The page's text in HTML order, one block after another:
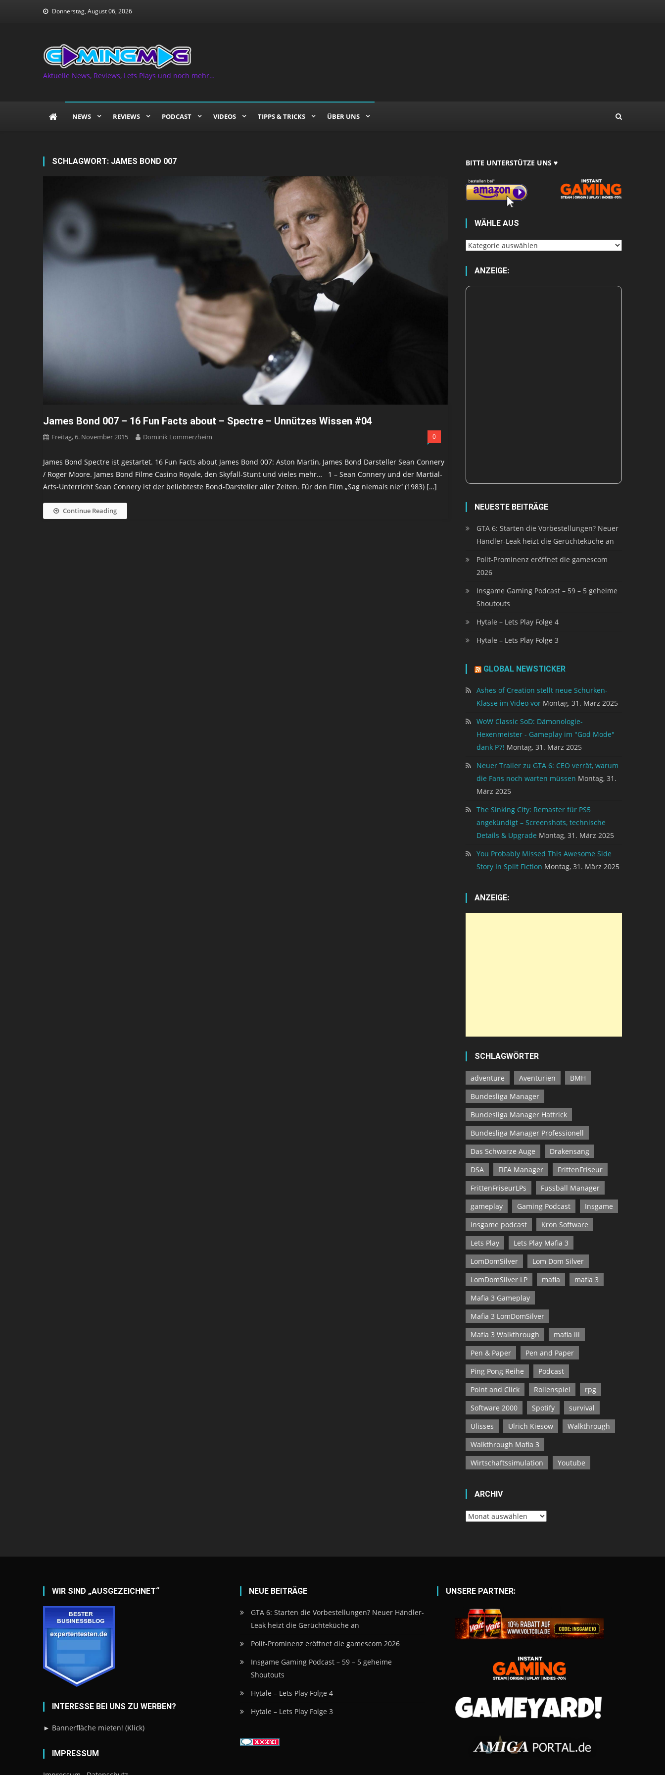
Donnerstag, August 06, 2026
Aktuelle News, Reviews, Lets Plays und noch mehr…
NEWS REVIEWS PODCAST VIDEOS TIPPS & TRICKS ÜBER UNS
SCHLAGWORT: JAMES BOND 007
James Bond 007 – 16 Fun Facts about – Spectre – Unnützes Wissen #04
Freitag, 6. November 2015 Dominik Lommerzheim 0
James Bond Spectre ist gestartet. 16 Fun Facts about James Bond 007: Aston Martin, James Bond Darsteller Sean Connery
/ Roger Moore. James Bond Filme Casino Royale, den Skyfall-Stunt und vieles mehr… 1 – Sean Connery und der Martial-
Arts-Unterricht Sean Connery ist der beliebteste Bond-Darsteller aller Zeiten. Für den Film „Sag niemals nie“ (1983) […]
Continue Reading
BITTE UNTERSTÜTZE UNS ♥
WÄHLE AUS
Wähle
ANZEIGE:
NEUESTE BEITRÄGE
GTA 6: Starten die Vorbestellungen? Neuer
Händler-Leak heizt die Gerüchteküche an
Polit-Prominenz eröffnet die gamescom
2026
Insgame Gaming Podcast – 59 – 5 geheime
Shoutouts
Hytale – Lets Play Folge 4
Hytale – Lets Play Folge 3
GLOBAL NEWSTICKER
Ashes of Creation stellt neue Schurken-
Klasse im Video vor Montag, 31. März 2025
WoW Classic SoD: Dämonologie-
Hexenmeister - Gameplay im "God Mode"
dank P7! Montag, 31. März 2025
Neuer Trailer zu GTA 6: CEO verrät, warum
die Fans noch warten müssen Montag, 31.
März 2025
The Sinking City: Remaster für PS5
angekündigt – Screenshots, technische
Details & Upgrade Montag, 31. März 2025
You Probably Missed This Awesome Side
Story In Split Fiction Montag, 31. März 2025
ANZEIGE:
SCHLAGWÖRTER
adventure Aventurien
BMH
Bundesliga Manager
Bundesliga Manager Hattrick
Bundesliga Manager Professionell
Das Schwarze Auge
Drakensang
DSA
FIFA Manager
FrittenFriseur
FrittenFriseurLPs
Fussball Manager
gameplay
Gaming Podcast
Insgame
insgame podcast
Kron Software
Lets Play
Lets Play Mafia 3
LomDomSilver
Lom Dom Silver
LomDomSilver LP
mafia
mafia 3
Mafia 3 Gameplay
Mafia 3 LomDomSilver
Mafia 3 Walkthrough
mafia iii
Pen & Paper
Pen and Paper
Ping Pong Reihe
Podcast
Point and Click
Rollenspiel
rpg
Software 2000
Spotify
survival
Ulisses
Ulrich Kiesow
Walkthrough
Walkthrough Mafia 3
Wirtschaftssimulation
Youtube
ARCHIV
Archiv
WIR SIND „AUSGEZEICHNET“
INTERESSE BEI UNS ZU WERBEN?
► Bannerfläche mieten! (Klick)
IMPRESSUM
NEUE BEITRÄGE
GTA 6: Starten die Vorbestellungen? Neuer Händler-
Leak heizt die Gerüchteküche an
Polit-Prominenz eröffnet die gamescom 2026
Insgame Gaming Podcast – 59 – 5 geheime
Shoutouts
Hytale – Lets Play Folge 4
Hytale – Lets Play Folge 3
UNSERE PARTNER: